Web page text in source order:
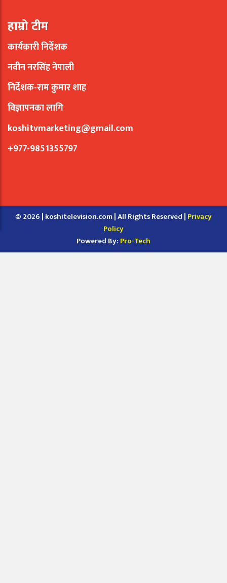
हाम्रो टीम
कार्यकारी निर्देशक
नवीन नरसिंह नेपाली
निर्देशक-राम कुमार शाह
विज्ञापनका लागि
koshitvmarketing@gmail.com
+977-9851355797
© 2026 | koshitelevision.com | All Rights Reserved | Privacy
Policy
Powered By: Pro-Tech